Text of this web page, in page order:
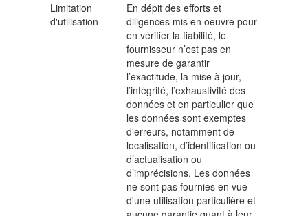
Limitation
d'utilisation
En dépit des efforts et
diligences mis en oeuvre pour
en vérifier la fiabilité, le
fournisseur n’est pas en
mesure de garantir
l’exactitude, la mise à jour,
l’intégrité, l’exhaustivité des
données et en particulier que
les données sont exemptes
d'erreurs, notamment de
localisation, d’identification ou
d’actualisation ou
d’imprécisions. Les données
ne sont pas fournies en vue
d'une utilisation particulière et